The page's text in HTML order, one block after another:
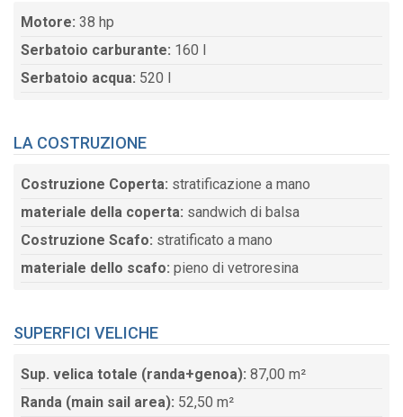
Motore: 38 hp
Serbatoio carburante: 160 l
Serbatoio acqua: 520 l
LA COSTRUZIONE
Costruzione Coperta: stratificazione a mano
materiale della coperta: sandwich di balsa
Costruzione Scafo: stratificato a mano
materiale dello scafo: pieno di vetroresina
SUPERFICI VELICHE
Sup. velica totale (randa+genoa): 87,00 m²
Randa (main sail area): 52,50 m²